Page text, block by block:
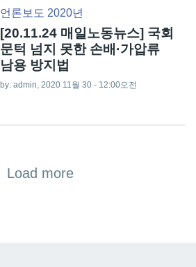
언론보도 2020년
[20.11.24 매일노동뉴스] 국회
문턱 넘지 못한 손배·가압류
남용 방지법
by: admin, 2020 11월 30 - 12:00오전
Load more